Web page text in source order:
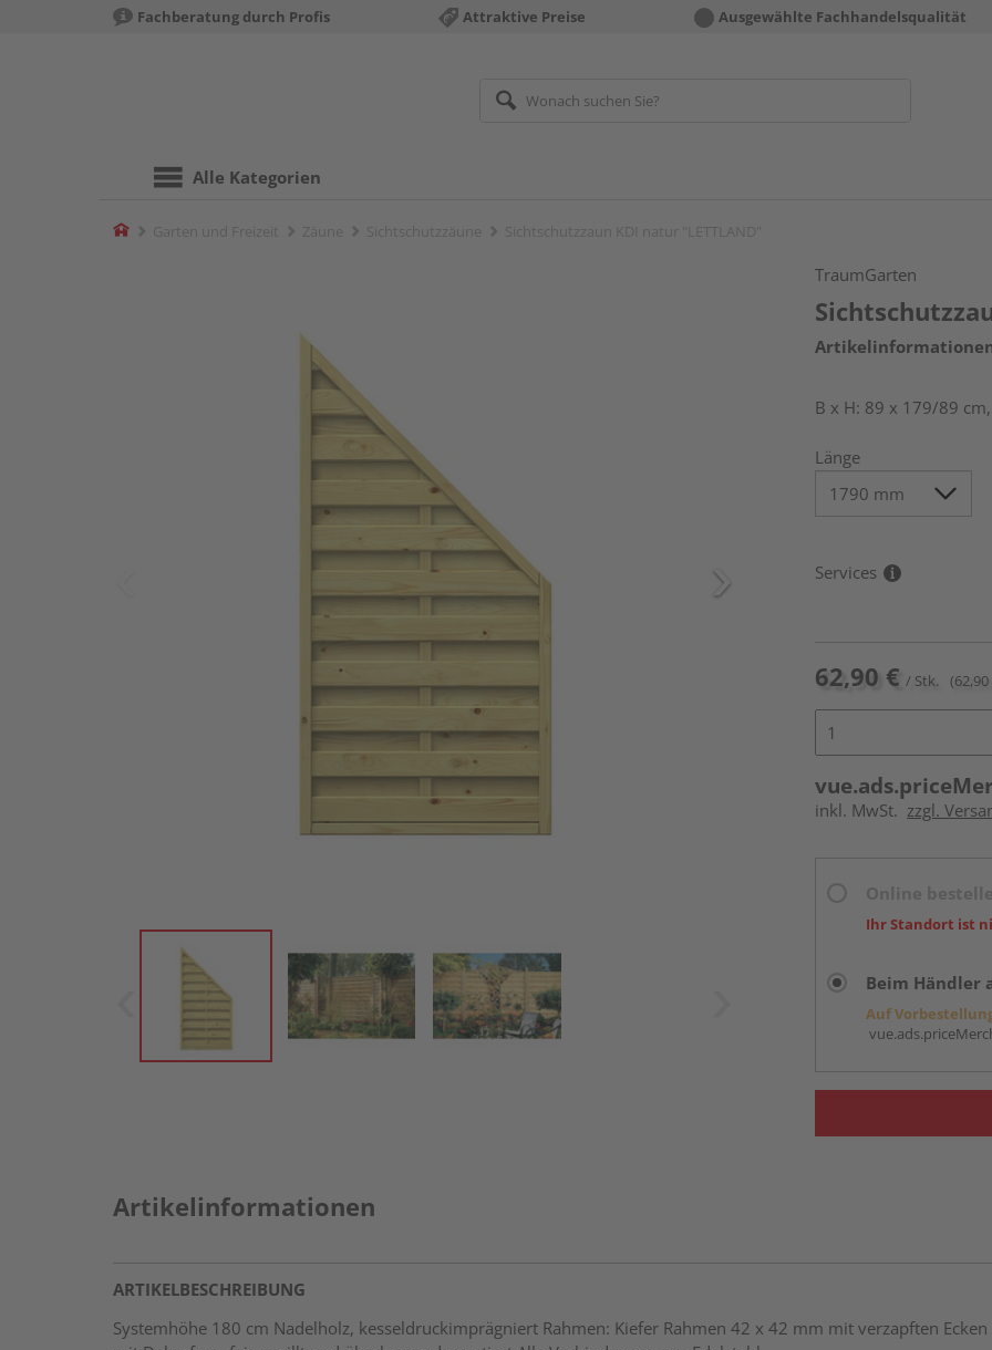
Fachberatung durch Profis Attraktive Preise Ausgewählte Fachhandelsqualität
Alle Kategorien
Home
TraumGarten
B x H: 89 x 179/89
Länge
Services
62,90 € / Stk.
inkl. MwSt. zzgl.
Ihr Standort ist
Beim Händler
Auf
Artikelinformationen
ARTIKELBESCHREIBUNG
Systemhöhe 180 cm Nadelholz, kesseldruckimprägniert Rahmen: Kiefer Rahmen 42 x 42 mm mit verzapften